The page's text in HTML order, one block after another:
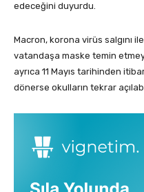
edeceğini duyurdu.
Macron, korona virüs salgını
vatandaşa maske temin
ayrıca 11 Mayıs tarihinden
dönerse okulların tekrar